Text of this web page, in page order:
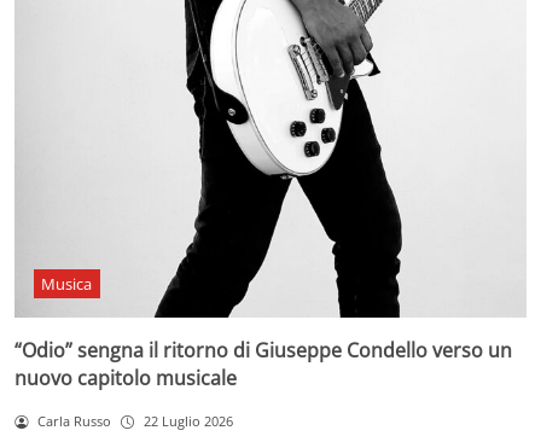
Musica
“Odio” sengna il ritorno di Giuseppe Condello verso un
nuovo capitolo musicale
Carla Russo 22 Luglio 2026